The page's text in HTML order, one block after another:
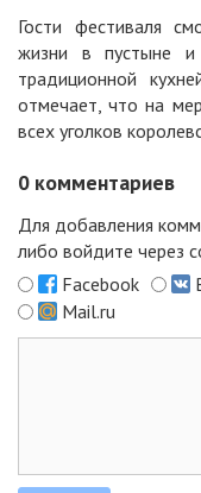
Гости фестиваля
жизни в пустыне
традиционной
отмечает, что на
всех уголков
0 комментариев
Для добавления
либо войдите через
Facebook
Mail.ru